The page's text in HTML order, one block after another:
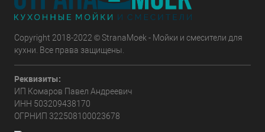
Copyright 2018-2022 © StranaMoek - Мойки и смесители для
кухни. Все права защищены.
Реквизиты:
ИП Комаров Павел Андреевич
ИНН 503209438170
ОГРНИП 322508100023678